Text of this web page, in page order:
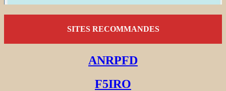
SITES RECOMMANDES
ANRPFD
F5IRO